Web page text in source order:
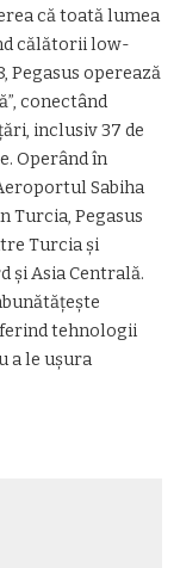
că toată lumea
călătorii low-
Pegasus operează
conectând
inclusiv 37 de
Operând în
Sabiha
Turcia, Pegasus
Turcia și
și Asia Centrală.
tehnologii
a le ușura